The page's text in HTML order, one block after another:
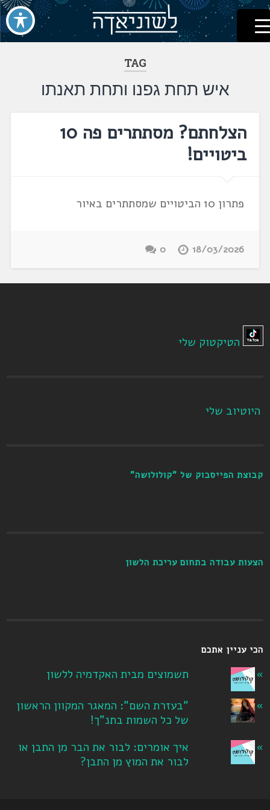
דלג
לתוכן
לשוניאדה
עברית. לשון. שפה
TAG
איש תחת גפנו ותחת תאנתו
הצלחתם? מסתתרים פה 10
ביטויים!
פתרון 10 הביטויים שמסתתרים באיור
18/03/2026
0
הטיקטוק שלי
היוטיוב שלי
קבוצת הפייסבוק של "קולולושה"
הצעות עבודה בתחום עריכת הלשון
הכי עניין אתכם
תשמוצים מבית האקדמיה ללשון
"בעזרת השם": המאגר המקוון הראשון
של כל השמות בתנ"ך!
איך אומרים: לבור את הבר מן התבן או
לבור את המוץ מן התבן?